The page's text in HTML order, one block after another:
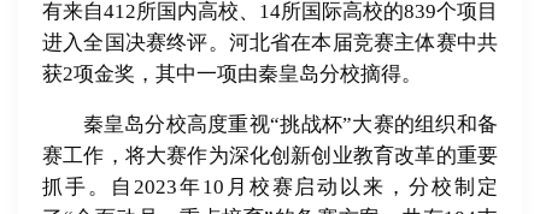
有来自412所国内高校、14所国际高校的839个项目
进入全国决赛终评。河北省在本届竞赛主体赛中共
获2项金奖，其中一项由秦皇岛分校摘得。
秦皇岛分校高度重视“挑战杯”大赛的组织和备
赛工作，将大赛作为深化创新创业教育改革的重要
抓手。自2023年10月校赛启动以来，分校制定